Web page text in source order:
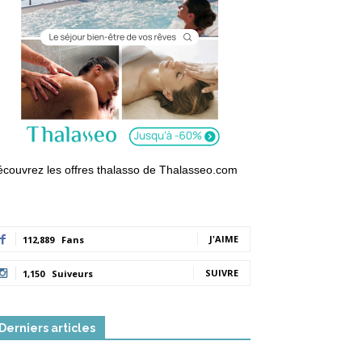
les offres thalasso de Thalasseo.com
112,889 Fans J'AIME
1,150 Suiveurs SUIVRE
articles